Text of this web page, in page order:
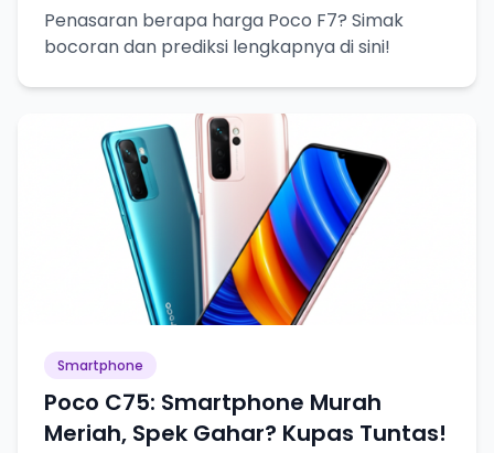
Penasaran berapa harga Poco F7? Simak
bocoran dan prediksi lengkapnya di sini!
Smartphone
Poco C75: Smartphone Murah
Meriah, Spek Gahar? Kupas Tuntas!